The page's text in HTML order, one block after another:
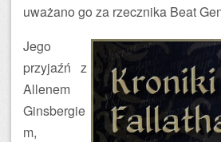
uważano go za rzecznika Beat
Jego
przyjaźń z
Allenem
Ginsbergie
m,